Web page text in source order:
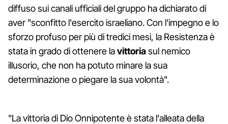
diffuso sui canali ufficiali del gruppo ha dichiarato di
aver "sconfitto l'esercito israeliano. Con l'impegno e lo
sforzo profuso per più di tredici mesi, la Resistenza è
stata in grado di ottenere lavittoriasul nemico
illusorio, che non ha potuto minare la sua
determinazione o piegare la sua volontà".
"La vittoria di Dio Onnipotente è stata l'alleata della